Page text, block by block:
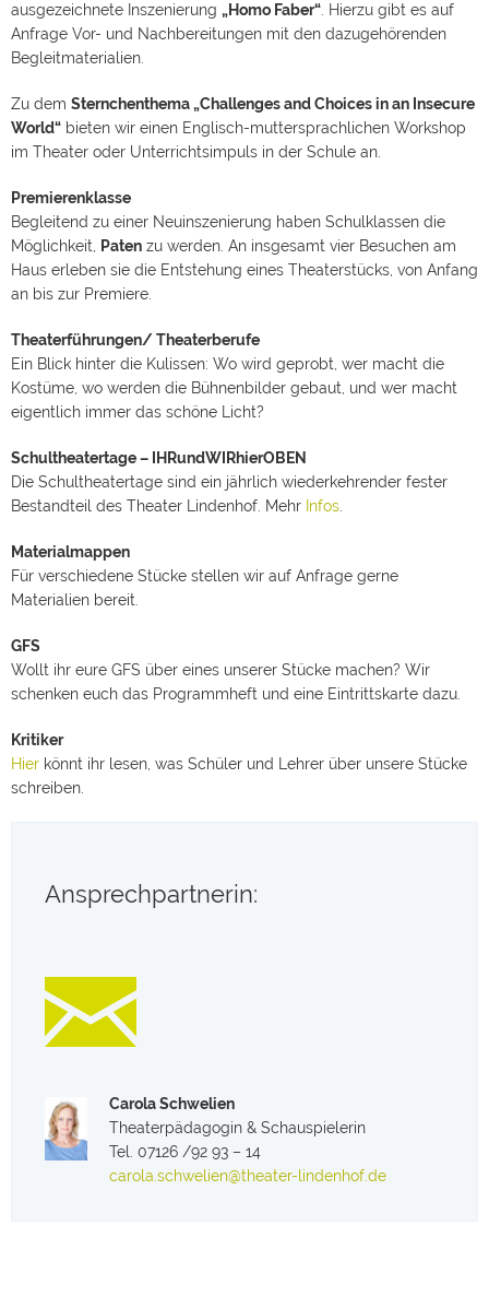
ausgezeichnete Inszenierung „Homo Faber“ . Hierzu gibt es auf
Anfrage Vor- und Nachbereitungen mit den dazugehörenden
Begleitmaterialien.
Zu dem Sternchenthema „Challenges and Choices in an Insecure
World“ bieten wir einen Englisch-muttersprachlichen Workshop
im Theater oder Unterrichtsimpuls in der Schule an.
Premierenklasse
Begleitend zu einer Neuinszenierung haben Schulklassen die
Möglichkeit,
Paten zu werden. An insgesamt vier Besuchen am
Haus erleben sie die Entstehung eines Theaterstücks, von Anfang
an bis zur Premiere.
Theaterführungen/ Theaterberufe
Ein Blick hinter die Kulissen: Wo wird geprobt, wer macht die
Kostüme, wo werden die Bühnenbilder gebaut, und wer macht
eigentlich immer das schöne Licht?
Schultheatertage – IHRundWIRhierOBEN
Die Schultheatertage sind ein jährlich wiederkehrender fester
Bestandteil des Theater Lindenhof. Mehr Infos
Materialmappen
Für verschiedene Stücke stellen wir auf Anfrage gerne
Materialien bereit.
GFS
Wollt ihr eure GFS über eines unserer Stücke machen? Wir
schenken euch das Programmheft und eine Eintrittskarte dazu.
Kritiker
Hier könnt ihr lesen, was Schüler und Lehrer über unsere Stücke
schreiben.
Ansprechpartnerin:
Carola Schwelien
Theaterpädagogin & Schauspielerin
Tel. 07126 /92 93 – 14
carola.schwelien@theater-lindenhof.de